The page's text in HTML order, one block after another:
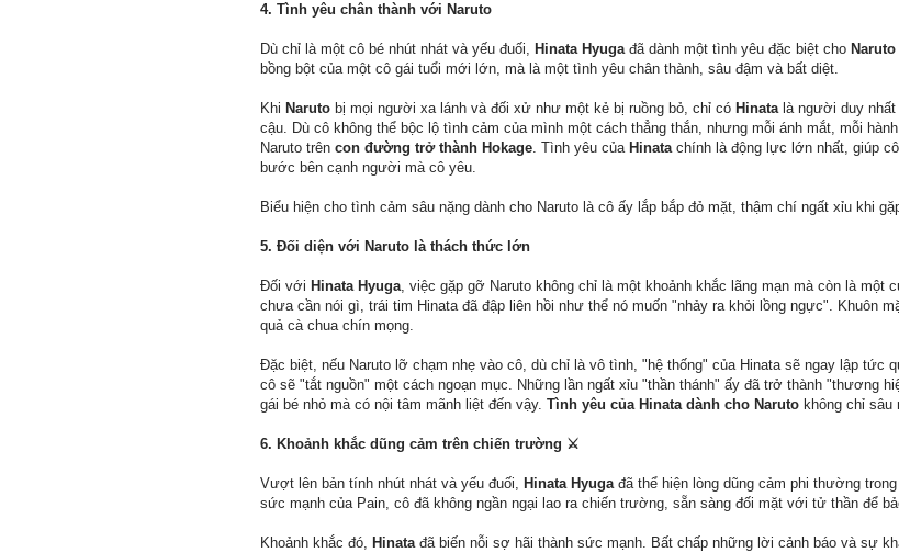
4. Tình yêu chân thành với Naruto
Dù chỉ là một cô bé nhút nhát và yếu đuối, Hinata Hyugađã dành một tình yêu đặc biệt cho
bồng bột của một cô gái tuổi mới lớn, mà là một tình yêu chân thành, sâu đậm và bất diệt.
Khi Naruto bị mọi người xa lánh và đối xử như một kẻ bị ruồng bỏ, chỉ có Hinatalà người duy nhất
cậu. Dù cô không thể bộc lộ tình cảm của mình một cách thẳng thắn, nhưng mỗi ánh mắt, mỗi
Naruto trên con đường trở thành Hokage. Tình yêu của Hinata chính là động lực lớn nhất, giúp
bước bên cạnh người mà cô yêu.
Biểu hiện cho tình cảm sâu nặng dành cho Naruto là cô ấy lắp bắp đỏ mặt, thậm chí ngất xỉu khi
5. Đối diện với Naruto là thách thức lớn
Đối với Hinata Hyuga, việc gặp gỡ Naruto không chỉ là một khoảnh khắc lãng mạn mà còn là
chưa cần nói gì, trái tim Hinata đã đập liên hồi như thể nó muốn "nhảy ra khỏi lồng ngực". Khuôn
quả cà chua chín mọng.
Đặc biệt, nếu Naruto lỡ chạm nhẹ vào cô, dù chỉ là vô tình, "hệ thống" của Hinata sẽ ngay lập tức
cô sẽ "tắt nguồn" một cách ngoạn mục. Những lần ngất xỉu "thần thánh" ấy đã trở thành
gái bé nhỏ mà có nội tâm mãnh liệt đến vậy. Tình yêu của Hinata dành cho Naruto không chỉ
6. Khoảnh khắc dũng cảm trên chiến trường ⚔️
Vượt lên bản tính nhút nhát và yếu đuối, Hinata Hyugađã thể hiện lòng dũng cảm phi thường
sức mạnh của Pain, cô đã không ngần ngại lao ra chiến trường, sẵn sàng đối mặt với tử thần để
Khoảnh khắc đó, Hinatađã biến nỗi sợ hãi thành sức mạnh. Bất chấp những lời cảnh báo và sự